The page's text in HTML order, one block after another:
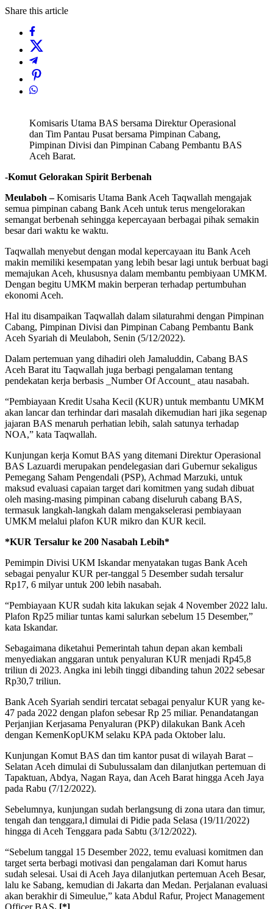
Share this article
Komisaris Utama BAS bersama Direktur Operasional
dan Tim Pantau Pusat bersama Pimpinan Cabang,
Pimpinan Divisi dan Pimpinan Cabang Pembantu BAS
Aceh Barat.
-Komut Gelorakan Spirit Berbenah
Meulaboh –Komisaris Utama Bank Aceh Taqwallah mengajak
semua pimpinan cabang Bank Aceh untuk terus mengelorakan
semangat berbenah sehingga kepercayaan berbagai pihak semakin
besar dari waktu ke waktu.
Taqwallah menyebut dengan modal kepercayaan itu Bank Aceh
makin memiliki kesempatan yang lebih besar lagi untuk berbuat bagi
memajukan Aceh, khususnya dalam membantu pembiyaan UMKM.
Dengan begitu UMKM makin berperan terhadap pertumbuhan
ekonomi Aceh.
Hal itu disampaikan Taqwallah dalam silaturahmi dengan Pimpinan
Cabang, Pimpinan Divisi dan Pimpinan Cabang Pembantu Bank
Aceh Syariah di Meulaboh, Senin (5/12/2022).
Dalam pertemuan yang dihadiri oleh Jamaluddin, Cabang BAS
Aceh Barat itu Taqwallah juga berbagi pengalaman tentang
pendekatan kerja berbasis _Number Of Account_ atau nasabah.
“Pembiayaan Kredit Usaha Kecil (KUR) untuk membantu UMKM
akan lancar dan terhindar dari masalah dikemudian hari jika segenap
jajaran BAS menaruh perhatian lebih, salah satunya terhadap
NOA,” kata Taqwallah.
Kunjungan kerja Komut BAS yang ditemani Direktur Operasional
BAS Lazuardi merupakan pendelegasian dari Gubernur sekaligus
Pemegang Saham Pengendali (PSP), Achmad Marzuki, untuk
maksud evaluasi capaian target dari komitmen yang sudah dibuat
oleh masing-masing pimpinan cabang diseluruh cabang BAS,
termasuk langkah-langkah dalam mengakselerasi pembiayaan
UMKM melalui plafon KUR mikro dan KUR kecil.
*KUR Tersalur ke 200 Nasabah Lebih*
Pemimpin Divisi UKM Iskandar menyatakan tugas Bank Aceh
sebagai penyalur KUR per-tanggal 5 Desember sudah tersalur
Rp17, 6 milyar untuk 200 lebih nasabah.
“Pembiayaan KUR sudah kita lakukan sejak 4 November 2022 lalu.
Plafon Rp25 miliar tuntas kami salurkan sebelum 15 Desember,”
kata Iskandar.
Sebagaimana diketahui Pemerintah tahun depan akan kembali
menyediakan anggaran untuk penyaluran KUR menjadi Rp45,8
triliun di 2023. Angka ini lebih tinggi dibanding tahun 2022 sebesar
Rp30,7 triliun.
Bank Aceh Syariah sendiri tercatat sebagai penyalur KUR yang ke-
47 pada 2022 dengan plafon sebesar Rp 25 miliar. Penandatangan
Perjanjian Kerjasama Penyaluran (PKP) dilakukan Bank Aceh
dengan KemenKopUKM selaku KPA pada Oktober lalu.
Kunjungan Komut BAS dan tim kantor pusat di wilayah Barat –
Selatan Aceh dimulai di Subulussalam dan dilanjutkan pertemuan di
Tapaktuan, Abdya, Nagan Raya, dan Aceh Barat hingga Aceh Jaya
pada Rabu (7/12/2022).
Sebelumnya, kunjungan sudah berlangsung di zona utara dan timur,
tengah dan tenggara,l dimulai di Pidie pada Selasa (19/11/2022)
hingga di Aceh Tenggara pada Sabtu (3/12/2022).
“Sebelum tanggal 15 Desember 2022, temu evaluasi komitmen dan
target serta berbagi motivasi dan pengalaman dari Komut harus
sudah selesai. Usai di Aceh Jaya dilanjutkan pertemuan Aceh Besar,
lalu ke Sabang, kemudian di Jakarta dan Medan. Perjalanan evaluasi
akan berakhir di Simeulue,” kata Abdul Rafur, Project Management